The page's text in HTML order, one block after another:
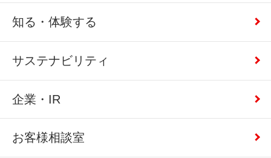
知る・体験する
サステナビリティ
企業・IR
お客様相談室